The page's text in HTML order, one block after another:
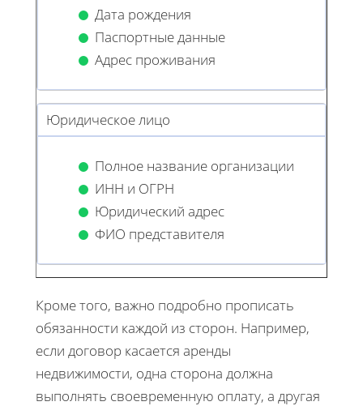
Дата рождения
Паспортные данные
Адрес проживания
Юридическое лицо
Полное название организации
ИНН и ОГРН
Юридический адрес
ФИО представителя
Кроме того, важно подробно прописать
обязанности каждой из сторон. Например,
если договор касается аренды
недвижимости, одна сторона должна
выполнять своевременную оплату, а другая